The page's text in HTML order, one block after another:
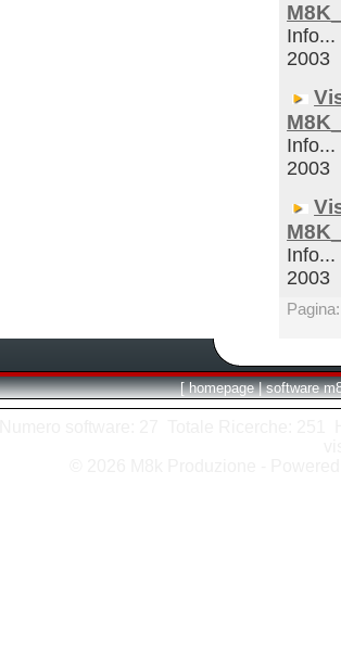
Info...
2003
Info...
2003
Info...
2003
[ homepage | software